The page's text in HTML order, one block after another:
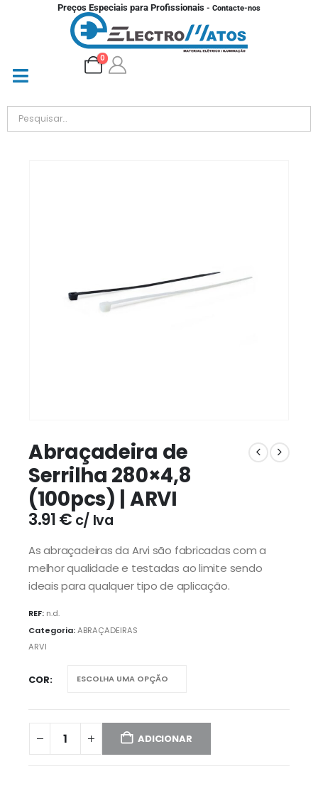
Preços Especiais para Profissionais - Contacte-nos
0
Abraçadeira de
Serrilha 280×4,8
(100pcs) | ARVI
3.91€ c/ Iva
As abraçadeiras da Arvi são fabricadas com a
melhor qualidade e testadas ao limite sendo
ideais para qualquer tipo de aplicação.
REF: n.d.
Categoria:ABRAÇADEIRAS
ARVI
COR
ADICIONAR